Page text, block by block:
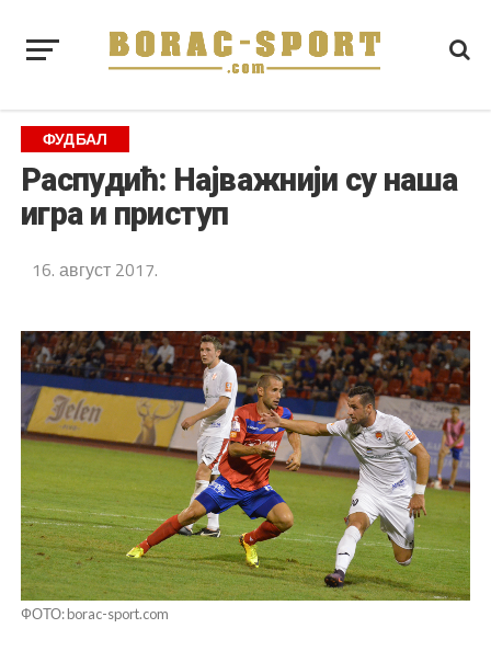
ФУДБАЛ
Распудић: Најважнији су наша
игра и приступ
16. август 2017.
ФОТО: borac-sport.com